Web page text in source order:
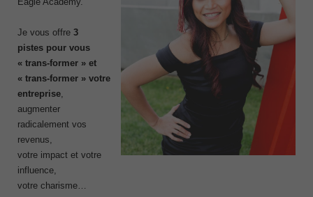
Je vous offre 3
pistes pour vous
« trans-former » et
« trans-former » votre
entreprise,
augmenter
radicalement vos
revenus,
votre impact et votre
influence,
votre charisme…